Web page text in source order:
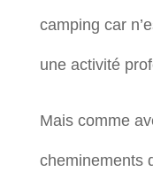
camping car
une activité
Mais comme
cheminements